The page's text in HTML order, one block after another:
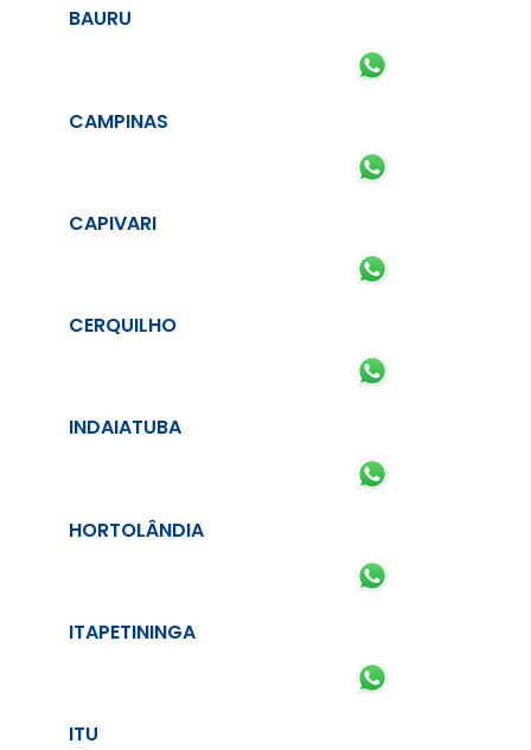
BAURU
CAMPINAS
CAPIVARI
CERQUILHO
INDAIATUBA
HORTOLÂNDIA
ITAPETININGA
ITU